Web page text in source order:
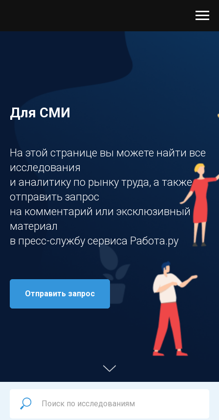
Для СМИ
На этой странице вы можете найти все
исследования
и аналитику по рынку труда, а также
отправить запрос
на комментарий или эксклюзивный
материал
в пресс-службу сервиса Работа.ру
Отправить запрос